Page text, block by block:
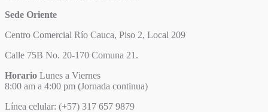
Sede Oriente
Centro Comercial Río Cauca, Piso 2, Local 209
Calle 75B No. 20-170 Comuna 21.
Horario Lunes a Viernes
8:00 am a 4:00 pm (Jornada continua)
Línea celular: (+57) 317 657 9879